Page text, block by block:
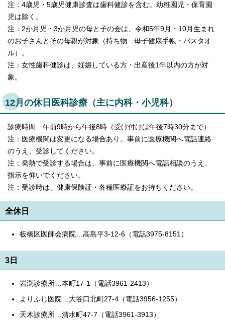
注：4歳児・5歳児健康診査は歯科健診を含む。幼稚園児・保育園
児は除く。
注：2か月児・3か月児の母と子の会は、令和5年9月・10月生まれ
のお子さんとその母親が対象（持ち物…母子健康手帳・バスタオ
ル）。
注：女性歯科健診は、妊娠している方・出産後1年以内の方が対
象。
12月の休日医科診療（主に内科・小児科）
診療時間 午前9時から午後8時（受け付けは午後7時30分まで）
注：医療機関は変更になる場合あり。事前に医療機関へ電話連絡
のうえ、受診してください。
注：発熱で受診する場合は、事前に医療機関へ電話相談のうえ、
指示を仰いでください。
注：受診時は、健康保険証・各種医療証をお持ちください。
全休日
板橋区医師会病院…高島平3-12-6（電話3975-8151）
3日
岩渕診療所…本町17-1（電話3961-2413）
よりふじ医院…大谷口北町27-4（電話3956-1255）
天木診療所…清水町47-7（電話3961-3913）